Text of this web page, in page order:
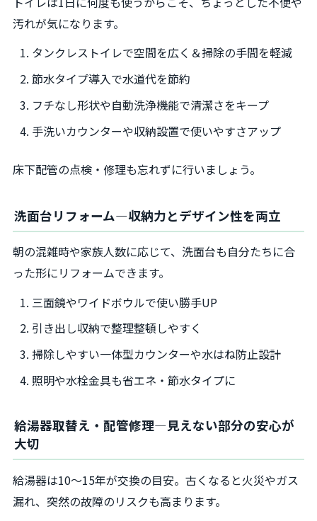
汚れが気になります。
タンクレストイレで空間を広く＆掃除の手間を軽減
節水タイプ導入で水道代を節約
フチなし形状や自動洗浄機能で清潔さをキープ
手洗いカウンターや収納設置で使いやすさアップ
床下配管の点検・修理も忘れずに行いましょう。
洗面台リフォーム―収納力とデザイン性を両立
朝の混雑時や家族人数に応じて、洗面台も自分たちに合
った形にリフォームできます。
三面鏡やワイドボウルで使い勝手UP
引き出し収納で整理整頓しやすく
掃除しやすい一体型カウンターや水はね防止設計
照明や水栓金具も省エネ・節水タイプに
給湯器取替え・配管修理―見えない部分の安心が
大切
給湯器は10～15年が交換の目安。古くなると火災やガス
漏れ、突然の故障のリスクも高まります。